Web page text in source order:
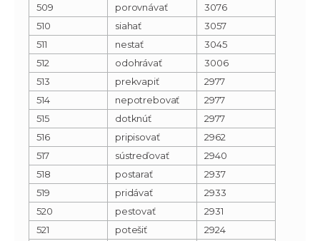
509
porovnávať
3076
510
siahať
3057
511
nestať
3045
512
odohrávať
3006
513
prekvapiť
2977
514
nepotrebovať
2977
515
dotknúť
2977
516
pripisovať
2962
517
sústreďovať
2940
518
postarať
2937
519
pridávať
2933
520
pestovať
2931
521
potešiť
2924